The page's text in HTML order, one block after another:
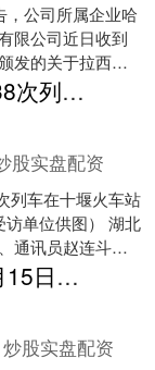
，公司所属企业哈
限公司近日收到
发的关于拉西地
批准通知书》，
....
富通优配 K4738次列车为病人临时停车3分钟
股实盘配资
列车在十堰火车站
单位供图） 湖北
通讯员赵连斗、
电掣，但只要人
宏图网配资 7月15日蓝帆转债下跌0.45%，转股溢价率111.21%
炒股实盘配资